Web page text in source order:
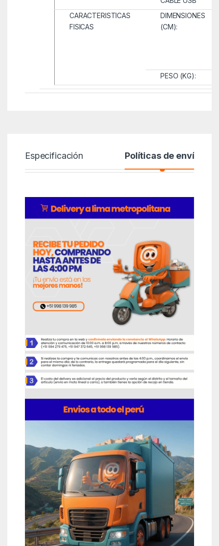
CARACTERISTICAS
FISICAS
DIMENSIONES
(CM):
PESO (KG):
Especificación Políticas de envío